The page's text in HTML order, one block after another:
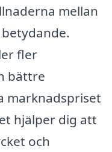
mellan
fler
bättre
marknadspriset
hjälper dig att
och